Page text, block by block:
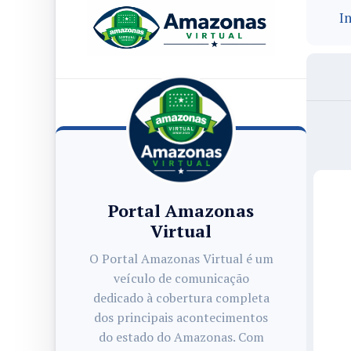
Portal Amazonas
Virtual
O Portal Amazonas Virtual é um
veículo de comunicação
dedicado à cobertura completa
dos principais acontecimentos
do estado do Amazonas. Com